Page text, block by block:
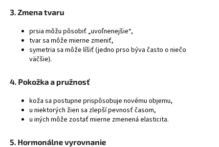
3. Zmena tvaru
prsia môžu pôsobiť „uvoľnenejšie“,
tvar sa môže mierne zmeniť,
symetria sa môže líšiť (jedno prso býva často o niečo
väčšie).
4. Pokožka a pružnosť
koža sa postupne prispôsobuje novému objemu,
u niektorých žien sa zlepší pevnosť časom,
u iných môže zostať mierne zmenená elasticita.
5. Hormonálne vyrovnanie
HĽADAŤ